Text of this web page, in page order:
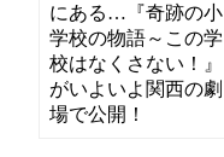
にある…『奇跡の小
学校の物語～この学
校はなくさない！』
がいよいよ関西の劇
場で公開！